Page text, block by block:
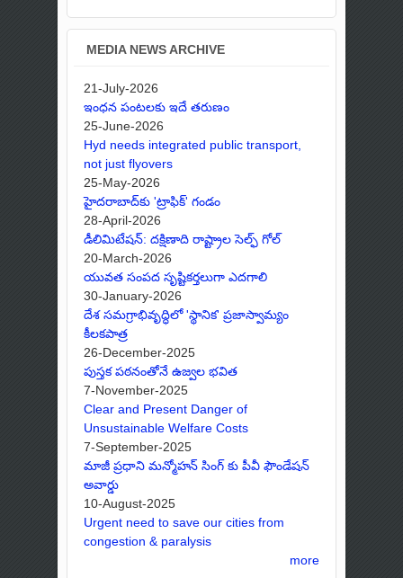
MEDIA NEWS ARCHIVE
21-July-2026
ఇంధన పంటలకు ఇదే తరుణం
25-June-2026
Hyd needs integrated public transport,
not just flyovers
25-May-2026
హైదరాబాద్‌కు 'ట్రాఫిక్' గండం
28-April-2026
డీలిమిటేషన్: దక్షిణాది రాష్ట్రాల సెల్ఫ్ గోల్
20-March-2026
యువత సంపద సృష్టికర్తలుగా ఎదగాలి
30-January-2026
దేశ సమగ్రాభివృద్ధిలో 'స్థానిక' ప్రజాస్వామ్యం
కీలకపాత్ర
26-December-2025
పుస్తక పఠనంతోనే ఉజ్వల భవిత
7-November-2025
Clear and Present Danger of
Unsustainable Welfare Costs
7-September-2025
మాజీ ప్రధాని మన్మోహన్ సింగ్ కు పీవీ ఫౌండేషన్
అవార్డు
10-August-2025
Urgent need to save our cities from
congestion & paralysis
more